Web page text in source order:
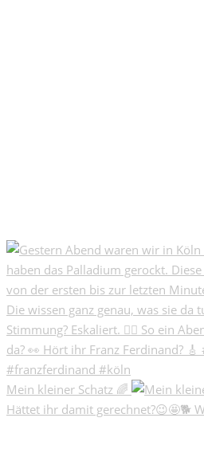
Mein kleiner Schatz 🌈
Hättet ihr damit gerechnet?😉🤩🐕